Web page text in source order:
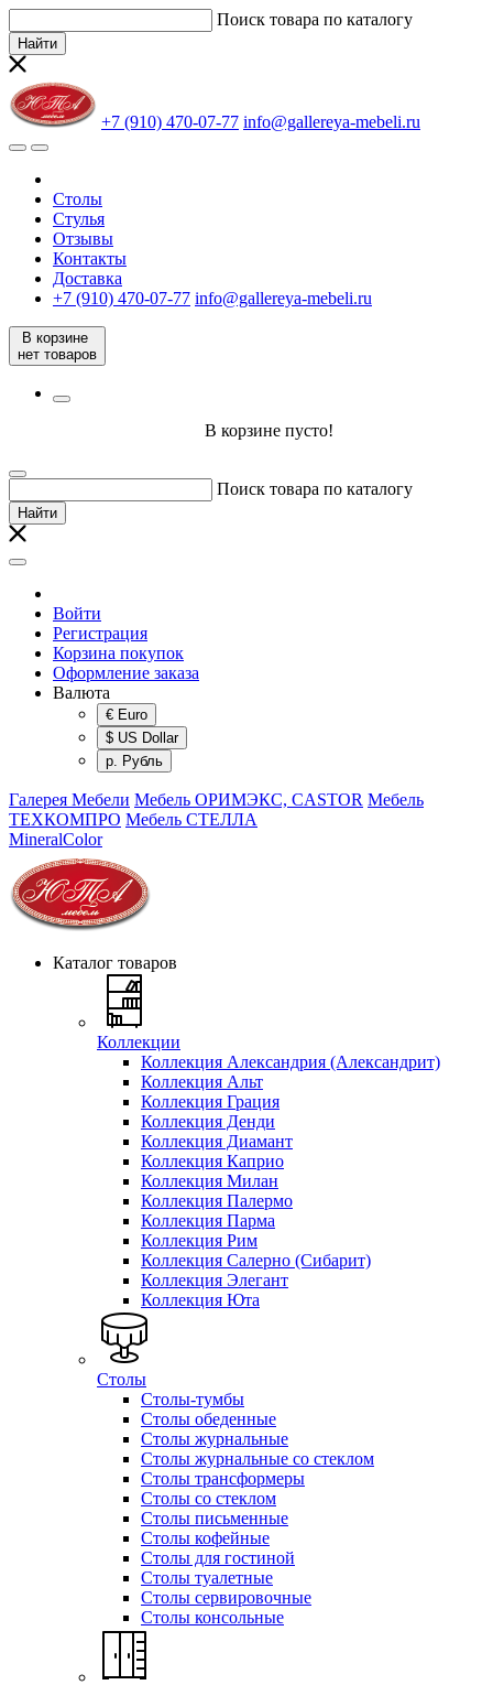
Поиск товара по каталогу
Найти
+7 (910) 470-07-77 info@gallereya-mebeli.ru
Столы
Стулья
Отзывы
Контакты
Доставка
+7 (910) 470-07-77 info@gallereya-mebeli.ru
В корзине
нет товаров
В корзине пусто!
Поиск товара по каталогу
Найти
Войти
Регистрация
Корзина покупок
Оформление заказа
Валюта
€ Euro
$ US Dollar
р. Рубль
Галерея Мебели Мебель ОРИМЭКС, CASTOR Мебель
ТЕХКОМПРО Мебель СТЕЛЛА
MineralColor
Каталог товаров
Коллекции
Коллекция Александрия (Александрит)
Коллекция Альт
Коллекция Грация
Коллекция Денди
Коллекция Диамант
Коллекция Каприо
Коллекция Милан
Коллекция Палермо
Коллекция Парма
Коллекция Рим
Коллекция Салерно (Сибарит)
Коллекция Элегант
Коллекция Юта
Столы
Столы-тумбы
Столы обеденные
Столы журнальные
Столы журнальные со стеклом
Столы трансформеры
Столы со стеклом
Столы письменные
Столы кофейные
Столы для гостиной
Столы туалетные
Столы сервировочные
Столы консольные